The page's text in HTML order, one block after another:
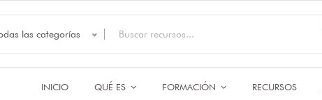
las categorías
INICIO QUÉ ES FORMACIÓN RECURSOS